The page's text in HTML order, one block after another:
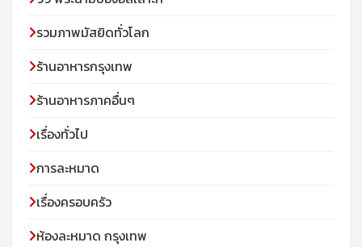
รวมภาพมัสยิดทั่วโลก
ร้านอาหารกรุงเทพ
ร้านอาหารภาคอื่นๆ
เรื่องทั่วไป
การละหมาด
เรื่องครอบครัว
ห้องละหมาด กรุงเทพ